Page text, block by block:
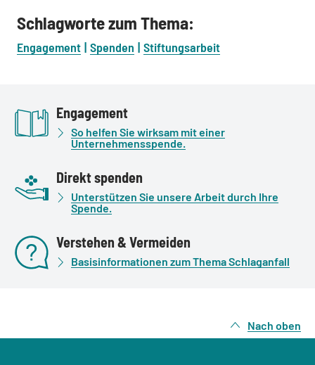
Schlagworte zum Thema:
Engagement Spenden Stiftungsarbeit
Engagement
So helfen Sie wirksam mit einer
Unternehmensspende.
Direkt spenden
Unterstützen Sie unsere Arbeit durch Ihre
Spende.
Verstehen & Vermeiden
Basisinformationen zum Thema Schlaganfall
Nach oben